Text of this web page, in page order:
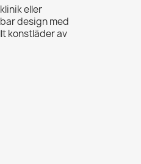
eller
design med
konstläder av